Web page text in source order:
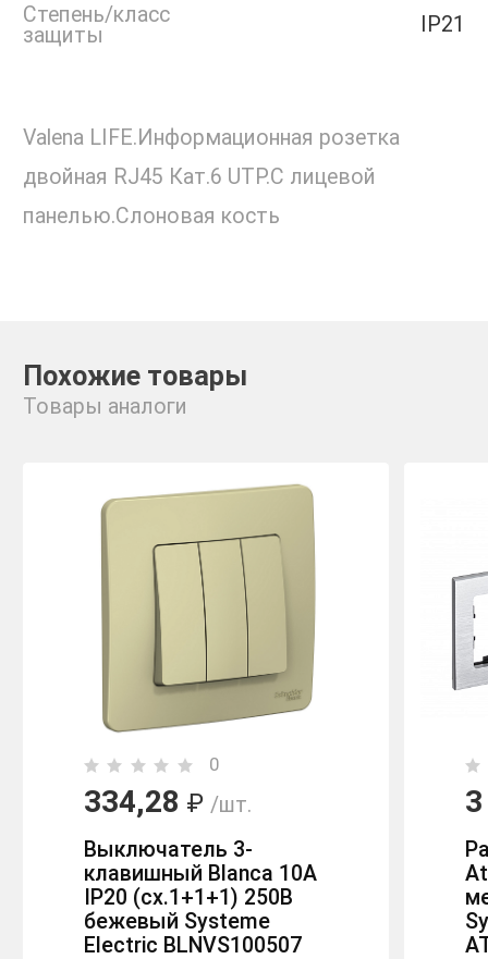
Степень/класс
защиты
IP21
Valena LIFE.Информационная розетка
двойная RJ45 Кат.6 UTP.С лицевой
панелью.Слоновая кость
Похожие товары
Товары аналоги
0
334,28 ₽ /шт.
Выключатель 3-
клавишный Blanca 10А
IP20 (сх.1+1+1) 250В
бежевый Systeme
Electric BLNVS100507